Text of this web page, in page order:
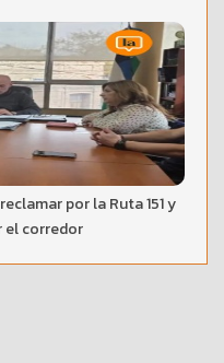
por la Ruta 151 y
el corredor